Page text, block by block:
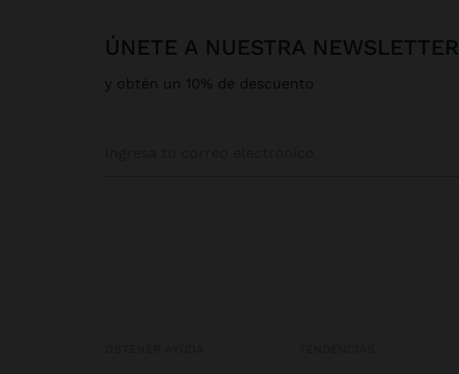
ÚNETE A NUESTRA NEWSLETTER
y obtén un 10% de descuento